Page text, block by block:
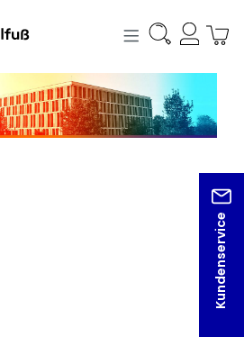
Kundenservice